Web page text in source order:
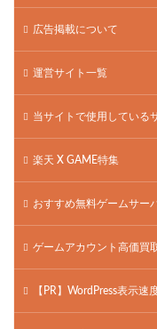
広告掲載について
運営サイト一覧
当サイトで使用している
楽天 X GAME特集
おすすめ無料ゲームサー
ゲームアカウント高価買
【PR】WordPress表示速